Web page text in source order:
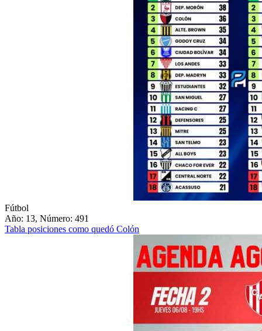
Fútbol
Año: 13, Número: 491
Tabla posiciones como quedó Colón